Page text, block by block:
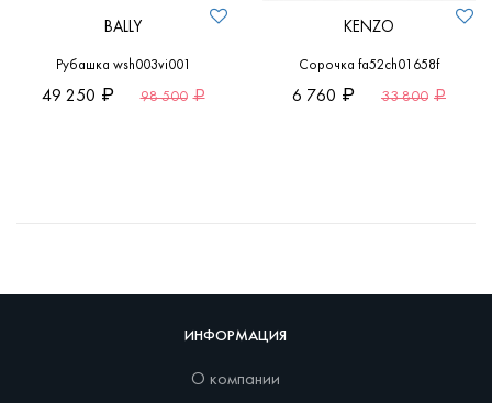
BALLY
Рубашка wsh003vi001
49 250 98 500
KENZO
Сорочка fa52ch01658f
6 760 33 800
ИНФОРМАЦИЯ
О компании